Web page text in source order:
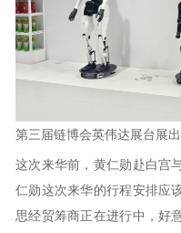
第三届链博会英伟达展台展
这次来华前，黄仁勋赴白宫
仁勋这次来华的行程安排应
思经贸筹商正在进行中，好